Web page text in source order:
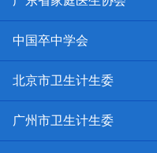
中国卒中学会
北京市卫生计生委
广州市卫生计生委